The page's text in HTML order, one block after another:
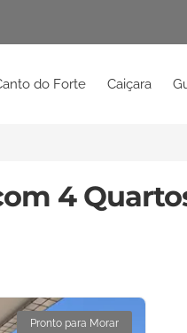
do Forte Caiçara
4
Pronto para Morar